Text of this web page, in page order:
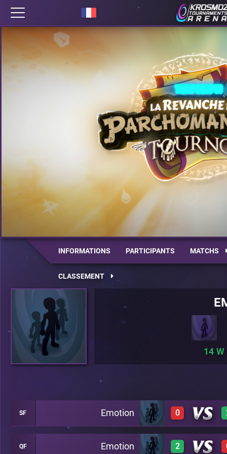
INFORMATIONS PARTICIPANTS MATCHS
CLASSEMENT
14
SF Emotion 0
0 A22
QF Emotion 2